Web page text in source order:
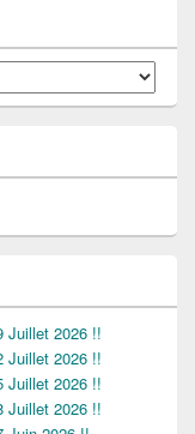
Juillet 2026 !!
Juillet 2026 !!
Juillet 2026 !!
Juillet 2026 !!